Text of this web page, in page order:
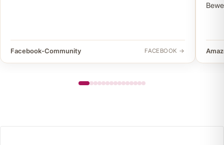
Facebook-Community FACEBOOK →